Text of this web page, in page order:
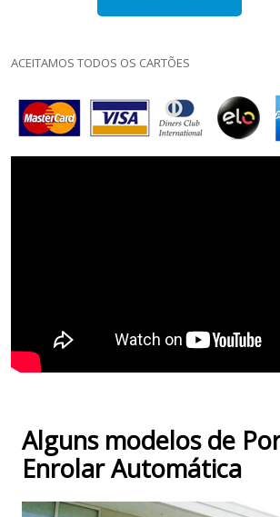
ACEITAMOS TODOS OS CARTÕES
Alguns modelos de
Enrolar Automática